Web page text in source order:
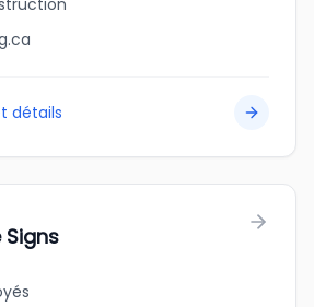
détails
Signs